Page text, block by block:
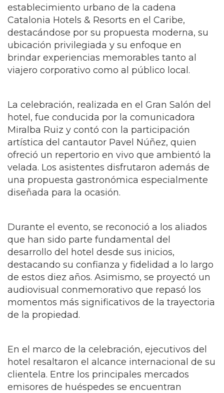
establecimiento urbano de la cadena
Catalonia Hotels & Resorts en el Caribe,
destacándose por su propuesta moderna, su
ubicación privilegiada y su enfoque en
brindar experiencias memorables tanto al
viajero corporativo como al público local.
La celebración, realizada en el Gran Salón del
hotel, fue conducida por la comunicadora
Miralba Ruiz y contó con la participación
artística del cantautor Pavel Núñez, quien
ofreció un repertorio en vivo que ambientó la
velada. Los asistentes disfrutaron además de
una propuesta gastronómica especialmente
diseñada para la ocasión.
Durante el evento, se reconoció a los aliados
que han sido parte fundamental del
desarrollo del hotel desde sus inicios,
destacando su confianza y fidelidad a lo largo
de estos diez años. Asimismo, se proyectó un
audiovisual conmemorativo que repasó los
momentos más significativos de la trayectoria
de la propiedad.
En el marco de la celebración, ejecutivos del
hotel resaltaron el alcance internacional de su
clientela. Entre los principales mercados
emisores de huéspedes se encuentran